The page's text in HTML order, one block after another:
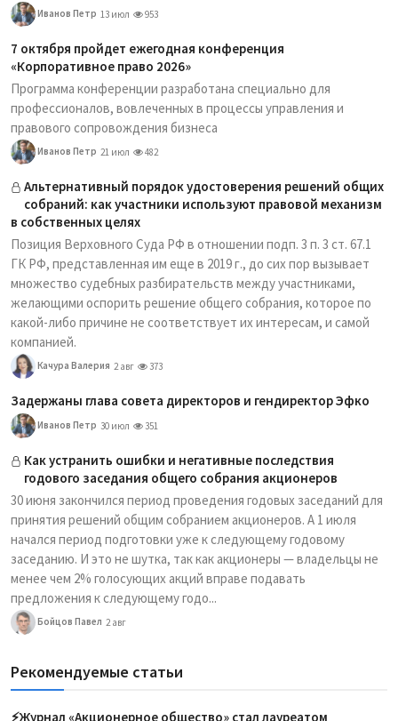
Иванов Петр 13 июл 953
7 октября пройдет ежегодная конференция
«Корпоративное право 2026»
Программа конференции разработана специально для
профессионалов, вовлеченных в процессы управления и
правового сопровождения бизнеса
Иванов Петр 21 июл 482
Альтернативный порядок удостоверения решений общих
собраний: как участники используют правовой механизм
в собственных целях
Позиция Верховного Суда РФ в отношении подп. 3 п. 3 ст. 67.1
ГК РФ, представленная им еще в 2019 г., до сих пор вызывает
множество судебных разбирательств между участниками,
желающими оспорить решение общего собрания, которое по
какой-либо причине не соответствует их интересам, и самой
компанией.
Качура Валерия 2 авг 373
Задержаны глава совета директоров и гендиректор Эфко
Иванов Петр 30 июл 351
Как устранить ошибки и негативные последствия
годового заседания общего собрания акционеров
30 июня закончился период проведения годовых заседаний для
принятия решений общим собранием акционеров. А 1 июля
начался период подготовки уже к следующему годовому
заседанию. И это не шутка, так как акционеры — владельцы не
менее чем 2% голосующих акций вправе подавать
предложения к следующему годо...
Бойцов Павел 2 авг
Рекомендуемые статьи
⚡️Журнал «Акционерное общество» стал лауреатом